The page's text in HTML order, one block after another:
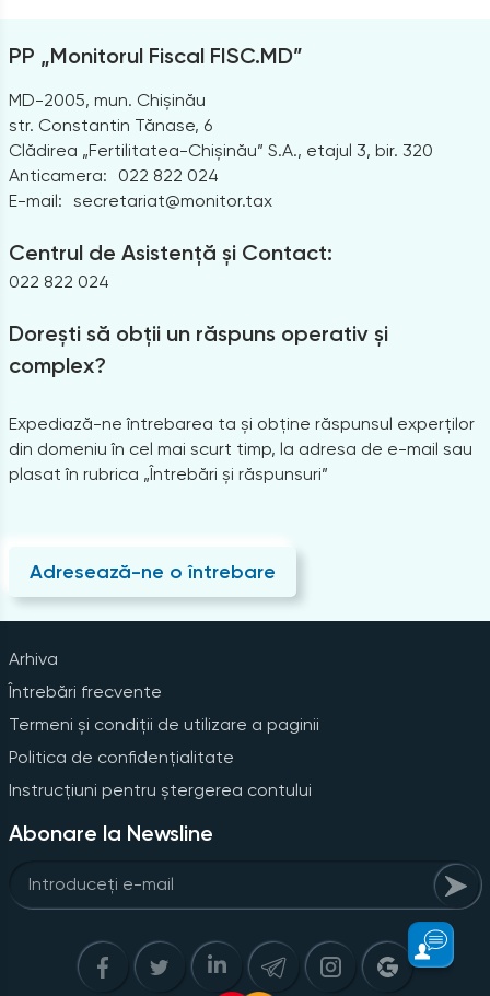
PP „Monitorul Fiscal FISC.MD”
MD-2005, mun. Chișinău
str. Constantin Tănase, 6
Clădirea „Fertilitatea-Chișinău” S.A., etajul 3, bir. 320
Anticamera:
022 822 024
E-mail: secretariat@monitor.tax
Centrul de Asistență și Contact:
022 822 024
Dorești să obții un răspuns operativ și
complex?
Expediază-ne întrebarea ta și obține răspunsul experților
din domeniu în cel mai scurt timp, la adresa de e-mail sau
plasat în rubrica „Întrebări și răspunsuri”
Adresează-ne o întrebare
Arhiva
Întrebări frecvente
Termeni și condiții de utilizare a paginii
Politica de confidențialitate
Instrucțiuni pentru ștergerea contului
Abonare la Newsline